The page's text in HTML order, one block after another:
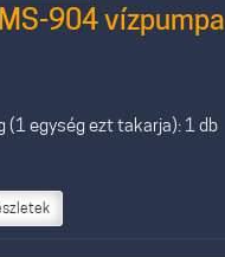
904 vízpumpa
(1 egység ezt takarja): 1 db